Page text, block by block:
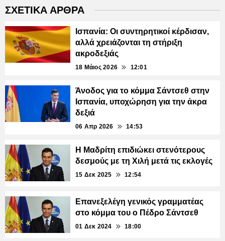
ΣΧΕΤΙΚΑ ΑΡΘΡΑ
Ισπανία: Οι συντηρητικοί κέρδισαν,
αλλά χρειάζονται τη στήριξη
ακροδεξιάς
18 Μάιος 2026 12:01
Άνοδος για το κόμμα Σάντσεθ στην
Ισπανία, υποχώρηση για την άκρα
δεξιά
06 Απρ 2026 14:53
Η Μαδρίτη επιδιώκει στενότερους
δεσμούς με τη Χιλή μετά τις εκλογές
15 Δεκ 2025 12:54
Επανεξελέγη γενικός γραμματέας
στο κόμμα του ο Πέδρο Σάντσεθ
01 Δεκ 2024 18:00